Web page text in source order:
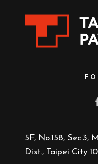
5F, No.158, Sec.3,
Dist., Taipei City